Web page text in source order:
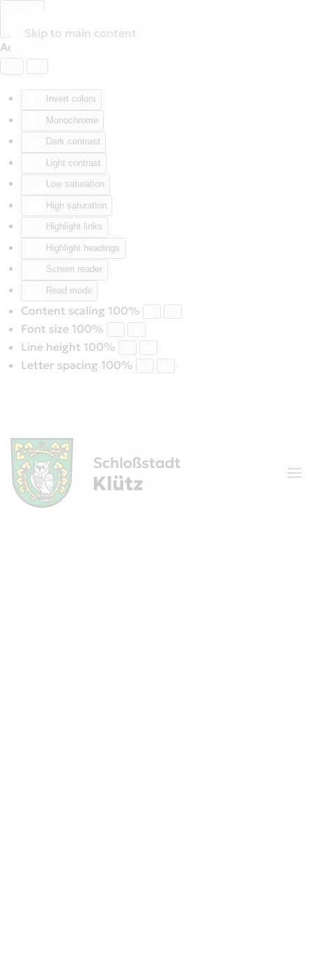
Accessibility Tools
Invert colors
Monochrome
Dark contrast
Light contrast
Low saturation
High saturation
Highlight links
Highlight headings
Screen reader
Read mode
Content scaling 100%
Font size 100%
Line height 100%
Letter spacing 100%
Skip to main content